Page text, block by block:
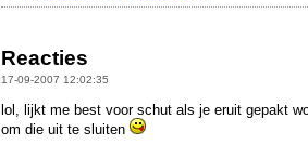
Reacties
17-09-2007 12:02:35
lol, lijkt me best voor schut als je eruit gepakt
om die uit te sluiten